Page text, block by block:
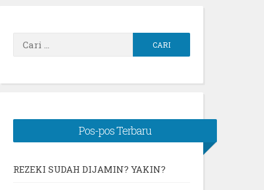
untuk:
Pos-pos Terbaru
REZEKI SUDAH DIJAMIN? YAKIN?